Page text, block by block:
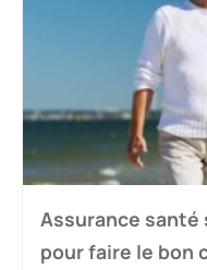
Assurance
pour faire le bon